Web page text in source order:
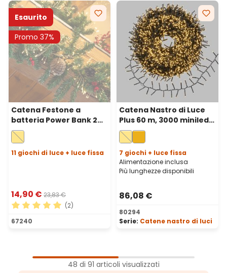
Esaurito
Promo 37%
Catena Festone a
batteria Power Bank 2
m, 200 microled bianco
caldo, cavo metal
argento
11 giochi di luce + luce fissa
14,90 € 23,83 €
Valutazione media di 5 su 5 stelle
(2)
67240
Catena Nastro di Luce
Plus 60 m, 3000 miniled
bianco caldo, cavo
verde
7 giochi + luce fissa
Alimentazione inclusa
Più lunghezze disponibili
86,08 €
80294
Serie: Catene nastro di luci
48 di 91 articoli visualizzati